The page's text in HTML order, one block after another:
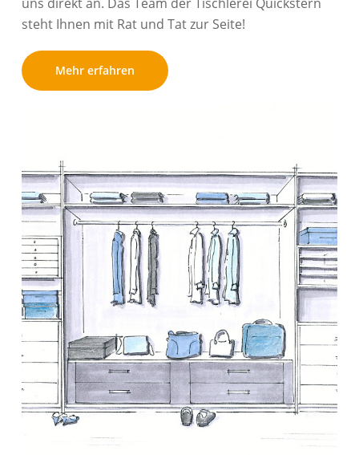
steht Ihnen mit Rat und Tat zur Seite!
Mehr erfahren